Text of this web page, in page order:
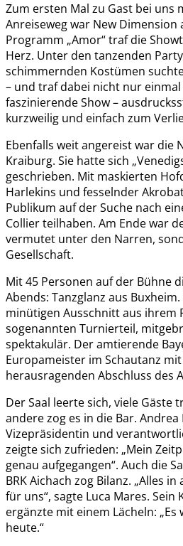
Zum ersten Mal zu Gast bei uns
Anreiseweg war New Dimension
Programm „Amor“ traf die
Herz. Unter den tanzenden
schimmernden Kostümen
– und traf dabei nicht nur einmal
faszinierende Show –
kurzweilig und einfach zum
Ebenfalls weit angereist war die
Kraiburg. Sie hatte sich
geschrieben. Mit maskierten
Harlekins und fesselnder
Publikum auf der Suche nach
Collier teilhaben. Am Ende war
vermutet unter den Narren,
Gesellschaft.
Mit 45 Personen auf der Bühne
Abends: Tanzglanz aus
minütigen Ausschnitt aus ihrem
sogenannten Turnierteil,
spektakulär. Der amtierende
Europameister im Schautanz
herausragenden Abschluss des
Der Saal leerte sich, viele Gäste
andere zog es in die Bar.
Vizepräsidentin und
zeigte sich zufrieden: „Mein
genau aufgegangen“. Auch die
BRK Aichach zog Bilanz. „Alles
für uns“, sagte Luca Mares. Sein
ergänzte mit einem Lächeln:
heute.“